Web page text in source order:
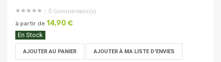
0 Commentaire(s)
à partir de 14,90 €
En Stock
AJOUTER AU PANIER AJOUTER À MA LISTE D'ENVIES